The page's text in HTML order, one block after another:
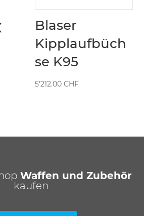
Blaser
Kipplaufbüch
se K95
5'212.00CHF
Waffen und Zubehör
kaufen